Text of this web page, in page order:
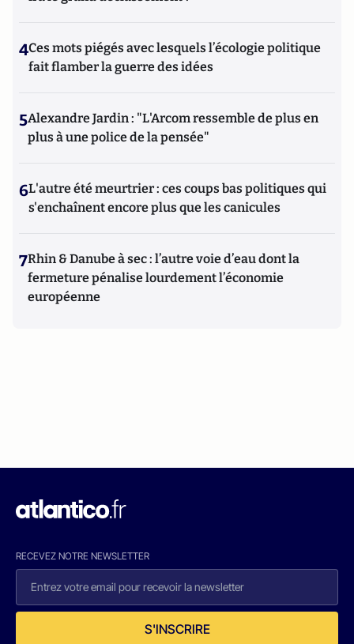
4Ces mots piégés avec lesquels l’écologie politique
fait flamber la guerre des idées
5Alexandre Jardin : "L'Arcom ressemble de plus en
plus à une police de la pensée"
6L'autre été meurtrier : ces coups bas politiques qui
s'enchaînent encore plus que les canicules
7Rhin & Danube à sec : l’autre voie d’eau dont la
fermeture pénalise lourdement l’économie
européenne
RECEVEZ NOTRE NEWSLETTER
S'INSCRIRE